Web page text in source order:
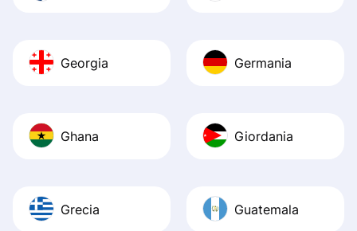
Georgia Germania
Ghana Giordania
Grecia Guatemala